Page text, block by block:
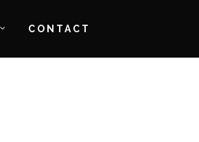
CONTACT